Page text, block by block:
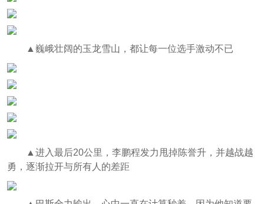
▲巍峨壮阔的玉龙雪山，都让每一位选手激动不已
▲进入最后20公里，李鹏程发力甩掉陈誉升，并越战越
勇，逐渐拉开与所有人的差距